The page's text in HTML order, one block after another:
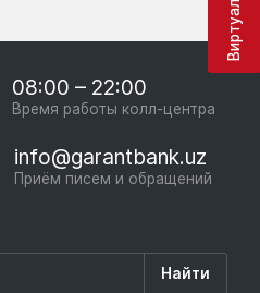
08:00 – 22:00
Время работы колл-центра
info@garantbank.uz
Приём писем и обращений
Найти